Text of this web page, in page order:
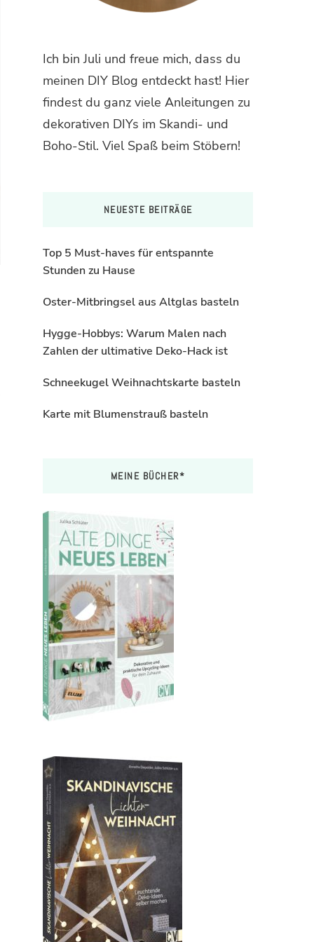
Ich bin Juli und freue mich, dass du
meinen DIY Blog entdeckt hast! Hier
findest du ganz viele Anleitungen zu
dekorativen DIYs im Skandi- und
Boho-Stil. Viel Spaß beim Stöbern!
NEUESTE BEITRÄGE
Top 5 Must-haves für entspannte
Stunden zu Hause
Oster-Mitbringsel aus Altglas basteln
Hygge-Hobbys: Warum Malen nach
Zahlen der ultimative Deko-Hack ist
Schneekugel Weihnachtskarte basteln
Karte mit Blumenstrauß basteln
MEINE BÜCHER*